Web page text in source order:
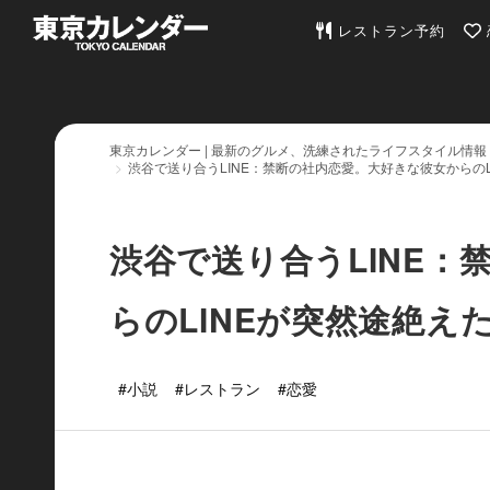
東京カレンダー | 最新
レストラン予約
東京カレンダー | 最新のグルメ、洗練されたライフスタイル情報
渋谷で送り合うLINE：禁断の社内恋愛。大好きな彼女から
渋谷で送り合うLINE：
らのLINEが突然途絶え
#小説 #レストラン #恋愛